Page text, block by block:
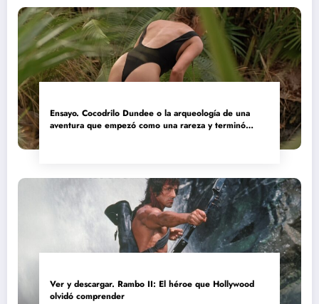
Ensayo. Cocodrilo Dundee o la arqueología de una
aventura que empezó como una rareza y terminó
Ver y descargar. Rambo II: El héroe que Hollywood
olvidó comprender